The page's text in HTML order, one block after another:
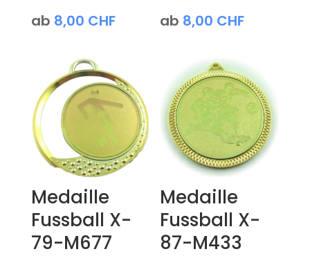
ab 8,00 CHF ab 8,00 CHF
Medaille
Fussball X-
79-M677
Medaille
Fussball X-
87-M433